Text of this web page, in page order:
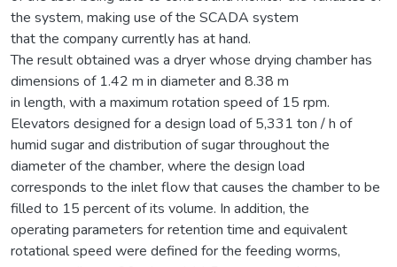
the system, making use of the SCADA system
that the company currently has at hand.
The result obtained was a dryer whose drying chamber has
dimensions of 1.42 m in diameter and 8.38 m
in length, with a maximum rotation speed of 15 rpm.
Elevators designed for a design load of 5,331 ton / h of
humid sugar and distribution of sugar throughout the
diameter of the chamber, where the design load
corresponds to the inlet flow that causes the chamber to be
filled to 15 percent of its volume. In addition, the
operating parameters for retention time and equivalent
rotational speed were defined for the feeding worms,